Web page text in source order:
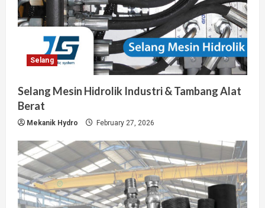
Selang
Selang Mesin Hidrolik Industri & Tambang Alat
Berat
Mekanik Hydro February 27, 2026